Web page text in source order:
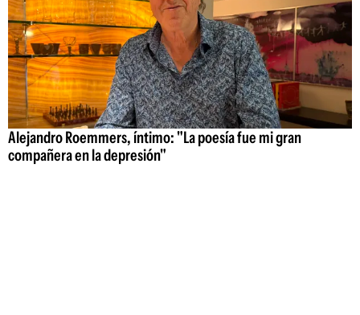
Alejandro Roemmers, íntimo: "La poesía fue mi gran
compañera en la depresión"